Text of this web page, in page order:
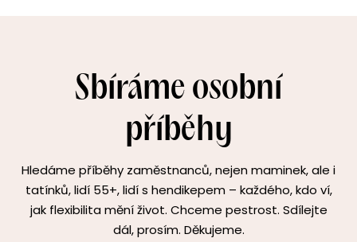
Sbíráme osobní
příběhy
Hledáme příběhy zaměstnanců, nejen maminek, ale i
tatínků, lidí 55+, lidí s hendikepem – každého, kdo ví,
jak flexibilita mění život. Chceme pestrost. Sdílejte
dál, prosím. Děkujeme.